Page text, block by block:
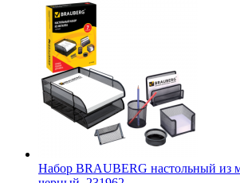
Набор BRAUBERG настольный из